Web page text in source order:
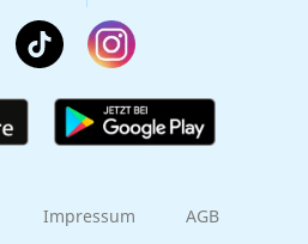
Impressum AGB